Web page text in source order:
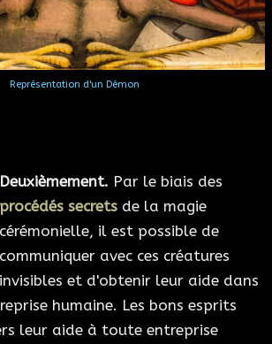
Représentation d'un Démon
Deuxièmement. Par le biais des
procédés secrets de la magie
cérémonielle, il est possible de
communiquer avec ces créatures
invisibles et d'obtenir leur aide dans
humaine. Les bons esprits
leur aide à toute entreprise